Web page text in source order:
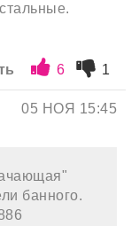
6 1
05 НОЯ 15:45
банного.